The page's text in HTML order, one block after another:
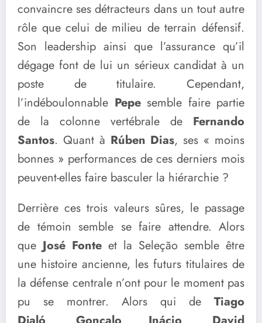
convaincre ses détracteurs dans un tout autre
rôle que celui de milieu de terrain défensif.
Son leadership ainsi que l’assurance qu’il
dégage font de lui un sérieux candidat à un
poste de titulaire. Cependant,
l’indéboulonnable Pepesemble faire partie
de la colonne vertébrale de Fernando
Santos. Quant à Rúben Dias, ses « moins
bonnes » performances de ces derniers mois
peuvent-elles faire basculer la hiérarchie ?
Derrière ces trois valeurs sûres, le passage
de témoin semble se faire attendre. Alors
que José Fonte et la Seleção semble être
une histoire ancienne, les futurs titulaires de
la défense centrale n’ont pour le moment pas
pu se montrer. Alors qui de Tiago